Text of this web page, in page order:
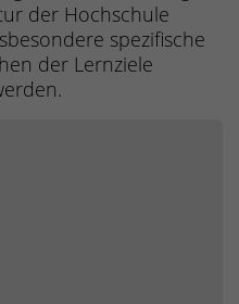
der Hochschule
spezifische
der Lernziele